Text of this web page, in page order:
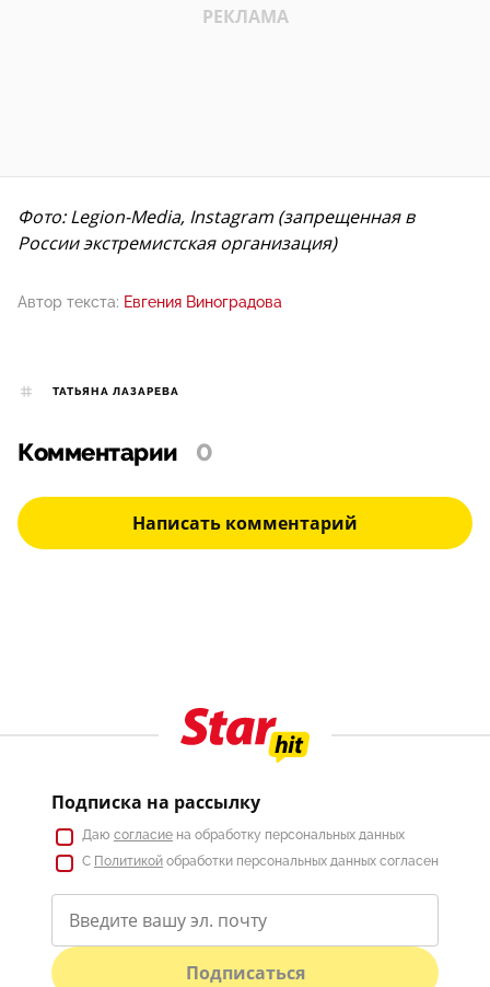
Фото: Legion-Media, Instagram (запрещенная в
России экстремистская организация)
Автор текста: Евгения Виноградова
ТАТЬЯНА ЛАЗАРЕВА
Комментарии 0
Написать комментарий
Подписка на рассылку
Даю согласие на обработку персональных данных
С Политикой обработки персональных данных согласен
Подписаться